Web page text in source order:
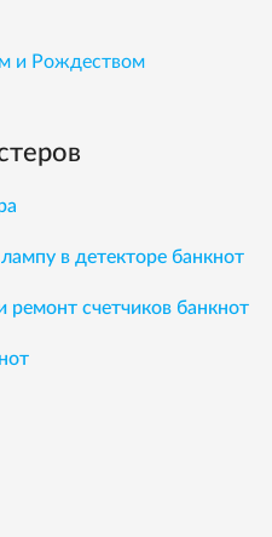
и Рождеством
в детекторе банкнот
ремонт счетчиков банкнот